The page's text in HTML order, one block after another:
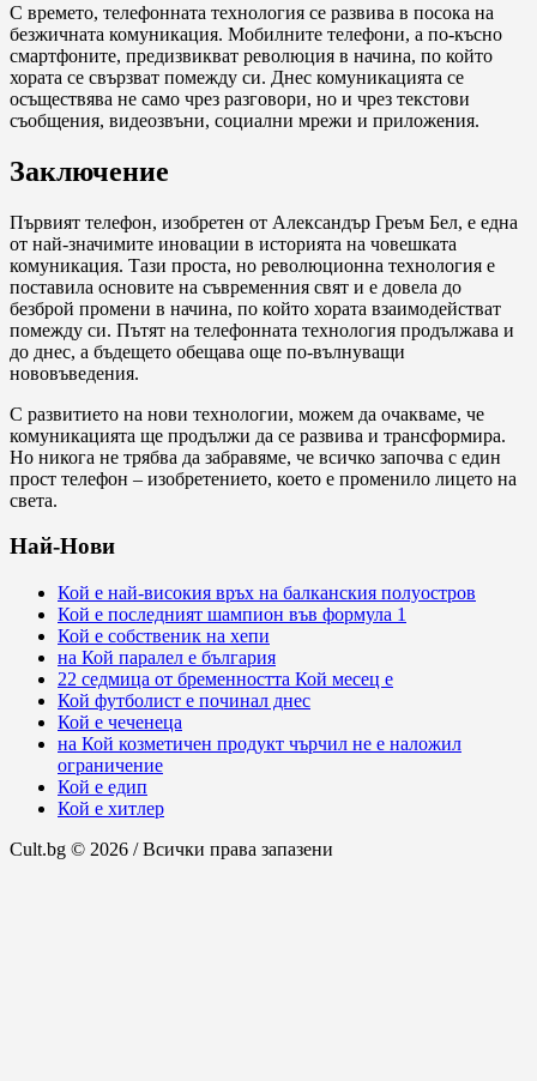
С времето, телефонната технология се развива в посока на
безжичната комуникация. Мобилните телефони, а по-късно
смартфоните, предизвикват революция в начина, по който
хората се свързват помежду си. Днес комуникацията се
осъществява не само чрез разговори, но и чрез текстови
съобщения, видеозвъни, социални мрежи и приложения.
Заключение
Първият телефон, изобретен от Александър Греъм Бел, е една
от най-значимите иновации в историята на човешката
комуникация. Тази проста, но революционна технология е
поставила основите на съвременния свят и е довела до
безброй промени в начина, по който хората взаимодействат
помежду си. Пътят на телефонната технология продължава и
до днес, а бъдещето обещава още по-вълнуващи
нововъведения.
С развитието на нови технологии, можем да очакваме, че
комуникацията ще продължи да се развива и трансформира.
Но никога не трябва да забравяме, че всичко започва с един
прост телефон – изобретението, което е променило лицето на
света.
Най-Нови
Кой е най-високия връх на балканския полуостров
Кой е последният шампион във формула 1
Кой е собственик на хепи
на Кой паралел е българия
22 седмица от бременността Кой месец е
Кой футболист е починал днес
Кой е чеченеца
на Кой козметичен продукт чърчил не е наложил
ограничение
Кой е едип
Кой е хитлер
Cult.bg © 2026 / Всички права запазени